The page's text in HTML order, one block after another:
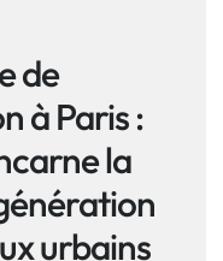
de
à Paris :
la
urbains